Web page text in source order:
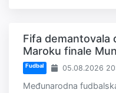
Fifa demantovala
Maroku finale
Fudbal 05.08.2026
Međunarodna